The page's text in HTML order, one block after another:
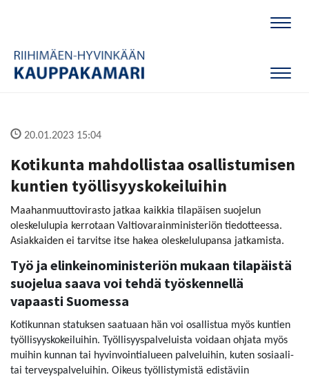
20.01.2023 15:04
Kotikunta mahdollistaa osallistumisen
kuntien työllisyyskokeiluihin
Maahanmuuttovirasto jatkaa kaikkia tilapäisen suojelun
oleskelulupia kerrotaan Valtiovarainministeriön tiedotteessa.
Asiakkaiden ei tarvitse itse hakea oleskelulupansa jatkamista.
Työ ja elinkeinoministeriön mukaan tilapäistä
suojelua saava voi tehdä työskennellä
vapaasti Suomessa
Kotikunnan statuksen saatuaan hän voi osallistua myös kuntien
työllisyyskokeiluihin. Työllisyyspalveluista voidaan ohjata myös
muihin kunnan tai hyvinvointialueen palveluihin, kuten sosiaali-
tai terveyspalveluihin. Oikeus työllistymistä edistäviin